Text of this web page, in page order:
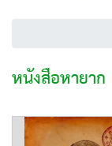
หนังสือหายาก